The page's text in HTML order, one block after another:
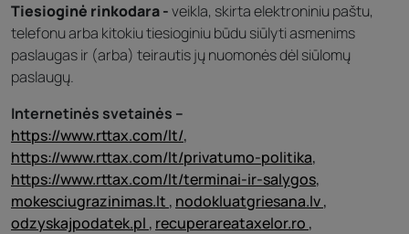
Tiesioginė rinkodara -veikla, skirta elektroniniu paštu,
telefonu arba kitokiu tiesioginiu būdu siūlyti asmenims
paslaugas ir (arba) teirautis jų nuomonės dėl siūlomų
paslaugų.
Internetinės svetainės –
https://www.rttax.com/lt/,
https://www.rttax.com/lt/privatumo-politika,
https://www.rttax.com/lt/terminai-ir-salygos,
mokesciugrazinimas.lt , nodokluatgriesana.lv,
odzyskajpodatek.pl , recuperareataxelor.ro ,